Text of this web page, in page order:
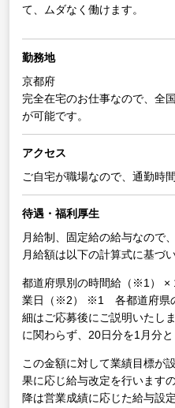
て、ムダなく働けます。
勤務地
京都府
完全在宅のお仕事なので、全
が可能です。
アクセス
ご自宅が職場なので、通勤時
待遇・福利厚生
月給制、固定給の給与なので
月給額は以下の計算式に基づ
都道府県別の時間給（※1） ×
業日（※2）
※1 各都道府県
細はご応募後にご説明いたし
に関わらず、20日分を1月分
この金額に対して業績目標が
果に応じ給与改定を行います
降は営業成績に応じた給与設